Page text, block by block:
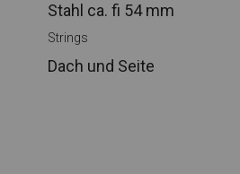
Stahl ca. fi 54 mm
Strings
Dach und Seite